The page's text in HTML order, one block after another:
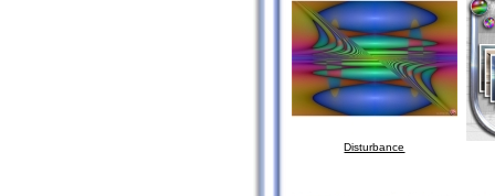
Disturbance